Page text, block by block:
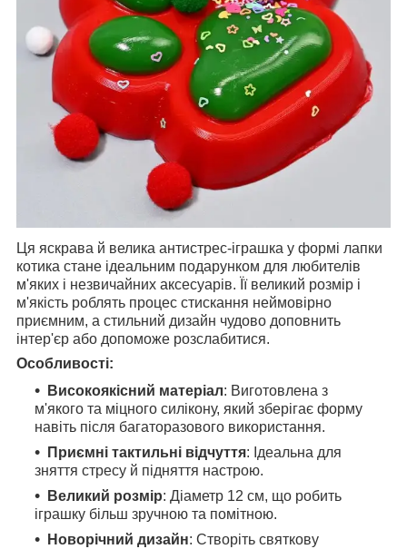
Ця яскрава й велика антистрес-іграшка у формі лапки
котика стане ідеальним подарунком для любителів
м'яких і незвичайних аксесуарів. Її великий розмір і
м'якість роблять процес стискання неймовірно
приємним, а стильний дизайн чудово доповнить
інтер'єр або допоможе розслабитися.
Особливості:
Високоякісний матеріал: Виготовлена з
м'якого та міцного силікону, який зберігає форму
навіть після багаторазового використання.
Приємні тактильні відчуття: Ідеальна для
зняття стресу й підняття настрою.
Великий розмір: Діаметр 12 см, що робить
іграшку більш зручною та помітною.
Новорічний дизайн: Створіть святкову